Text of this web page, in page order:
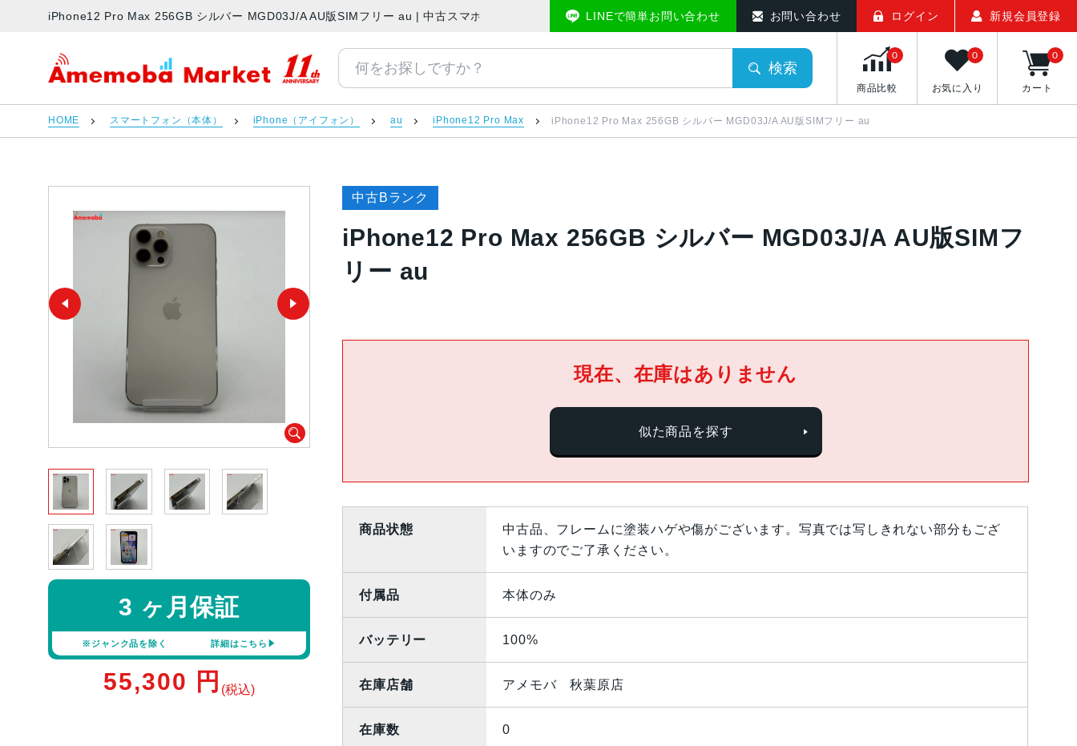
iPhone12 Pro Max 256GB シルバー MGD03J/A AU版SIMフリー au | 中古スマホ販売のアメモバマーケットLINEで簡単お問い合わせ お問い合わせ ログイン 新規会員登録
アメモバマーケット
検索
商品比較
0
お気に入り
0
カート
0
HOME スマートフォン（本体） iPhone（アイフォン） au iPhone12 Pro Max iPhone12 Pro Max 256GB シルバー MGD03J/A AU版SIMフリー au
中古Bランク
iPhone12 Pro Max 256GB シルバー MGD03J/A AU版SIMフ
リー au
3 ヶ月保証
※ジャンク品を除く 詳細はこちら
55,300 円 (税込)
現在、在庫はありません
似た商品を探す
商品状態
中古品、フレームに塗装ハゲや傷がございます。写真では写しきれない部分もござ
いますのでご了承ください。
付属品 本体のみ
バッテリー 100%
在庫店舗 アメモバ 秋葉原店
在庫数 0